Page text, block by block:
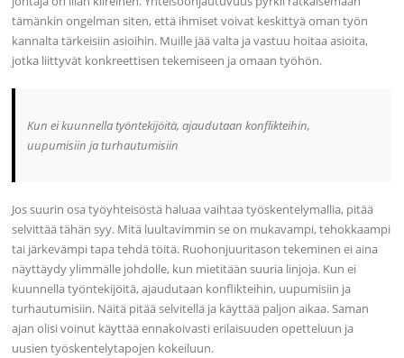
tämänkin ongelman siten, että ihmiset voivat keskittyä oman työn
kannalta tärkeisiin asioihin. Muille jää valta ja vastuu hoitaa asioita,
jotka liittyvät konkreettisen tekemiseen ja omaan työhön.
Kun ei kuunnella työntekijöitä, ajaudutaan konflikteihin,
uupumisiin ja turhautumisiin
Jos suurin osa työyhteisöstä haluaa vaihtaa työskentelymallia, pitää
selvittää tähän syy. Mitä luultavimmin se on mukavampi, tehokkaampi
tai järkevämpi tapa tehdä töitä. Ruohonjuuritason tekeminen ei aina
näyttäydy ylimmälle johdolle, kun mietitään suuria linjoja. Kun ei
kuunnella työntekijöitä, ajaudutaan konflikteihin, uupumisiin ja
turhautumisiin. Näitä pitää selvitellä ja käyttää paljon aikaa. Saman
ajan olisi voinut käyttää ennakoivasti erilaisuuden opetteluun ja
uusien työskentelytapojen kokeiluun.